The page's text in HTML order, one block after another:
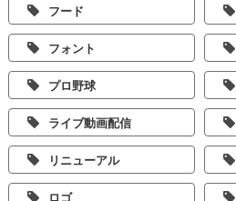
フード
フォント
プロ野球
ライブ動画配信
リニューアル
ロゴ